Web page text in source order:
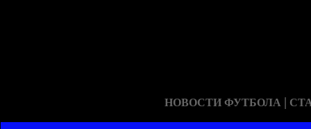
НОВОСТИ ФУТБОЛА |